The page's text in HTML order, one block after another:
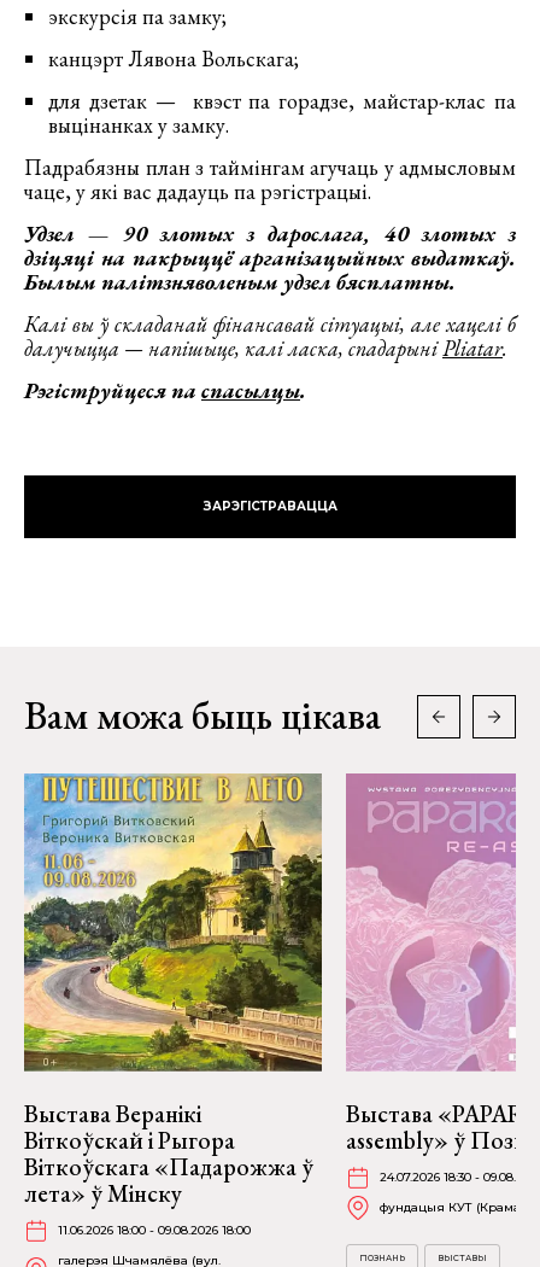
экскурсія па замку;
канцэрт Лявона Вольскага;
для дзетак — квэст па горадзе, майстар-клас па
выцінанках у замку.
Падрабязны план з таймінгам агучаць у адмысловым
чаце, у які вас дадауць па рэгістрацыі.
Удзел — 90 злотых з дарослага, 40 злотых з
дзіцяці на пакрыццё арганізацыйных выдаткаў.
Былым палітзняволеным удзел бясплатны.
Калі вы ў складанай фінансавай сітуацыі, але хацелі б
далучыцца — напішыце, калі ласка, спадарыніPliatar.
Рэгіструйцеся па спасылцы.
ЗАРЭГІСТРАВАЦЦА
Вам можа быць цікава
Выстава Веранікі
Віткоўскай і Рыгора
Віткоўскага «Падарожжа ў
лета» ў Мінску
11.06.2026 18:00 - 09.08.2026 18:00
галерэя Шчамялёва (вул.
Выстава
assembly» ў
24.07.2026 18:30 -
фундацыя КУТ
ПОЗНАНЬ ВЫСТАВЫ